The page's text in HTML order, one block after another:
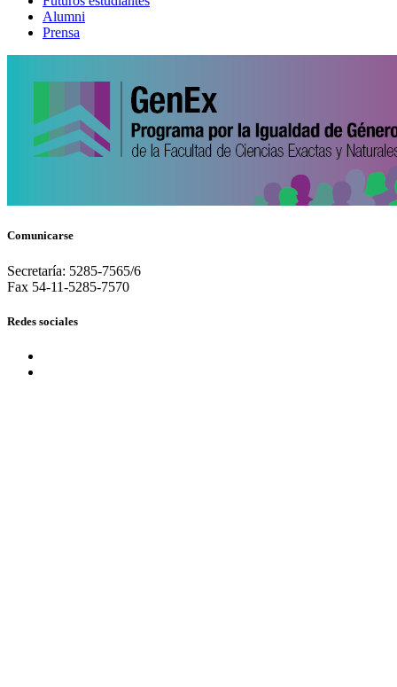
Alumni
Prensa
Comunicarse
Secretaría: 5285-7565/6
Fax 54-11-5285-7570
Redes sociales